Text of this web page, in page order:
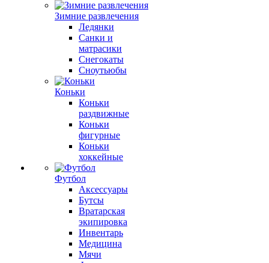
Зимние развлечения
Ледянки
Санки и
матрасики
Снегокаты
Сноутьюбы
Коньки
Коньки
раздвижные
Коньки
фигурные
Коньки
хоккейные
Футбол
Аксессуары
Бутсы
Вратарская
экипировка
Инвентарь
Медицина
Мячи